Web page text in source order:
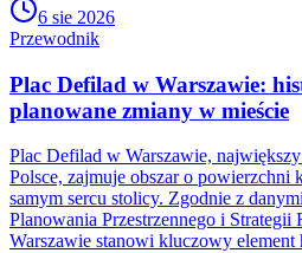
6 sie 2026
Przewodnik
Plac Defilad w Warszawie:
planowane zmiany w mieście
Plac Defilad w Warszawie,
Polsce, zajmuje obszar o powierzchni
samym sercu stolicy. Zgodnie z
Planowania Przestrzennego i
Warszawie stanowi kluczowy element